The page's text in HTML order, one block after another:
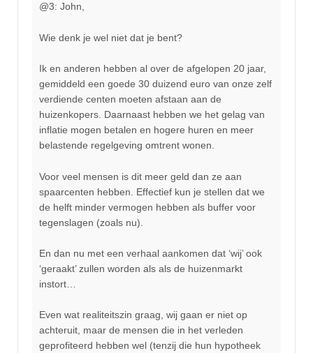
@3: John,
Wie denk je wel niet dat je bent?
Ik en anderen hebben al over de afgelopen 20 jaar,
gemiddeld een goede 30 duizend euro van onze zelf
verdiende centen moeten afstaan aan de
huizenkopers. Daarnaast hebben we het gelag van
inflatie mogen betalen en hogere huren en meer
belastende regelgeving omtrent wonen.
Voor veel mensen is dit meer geld dan ze aan
spaarcenten hebben. Effectief kun je stellen dat we
de helft minder vermogen hebben als buffer voor
tegenslagen (zoals nu).
En dan nu met een verhaal aankomen dat ‘wij’ ook
‘geraakt’ zullen worden als als de huizenmarkt
instort…
Even wat realiteitszin graag, wij gaan er niet op
achteruit, maar de mensen die in het verleden
geprofiteerd hebben wel (tenzij die hun hypotheek